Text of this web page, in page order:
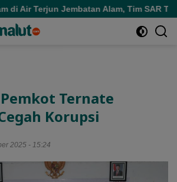
Jembatan Alam, Tim SAR Turun
Ternate
Korupsi
2025 - 15:24